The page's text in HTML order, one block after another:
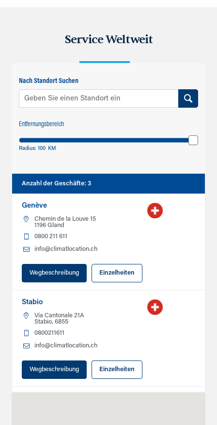
Service Weltweit
Nach Standort Suchen
Entfernungsbereich
Radius: 100 KM
Anzahl der Geschäfte: 3
Genève
Chemin de la Louve 15
1196 Gland
0800 211 611
info@climatlocation.ch
Wegbeschreibung Einzelheiten
Stabio
Via Cantonale 21A
Stabio, 6855
0800211611
info@climatlocation.ch
Wegbeschreibung Einzelheiten